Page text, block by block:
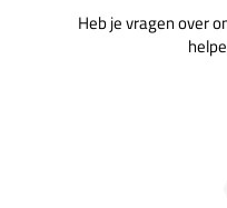
Heb je vragen over